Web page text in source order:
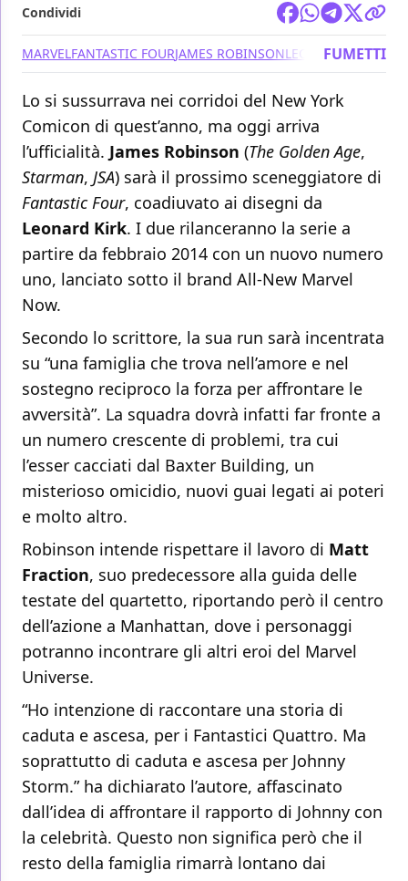
Condividi
MARVELFANTASTIC FOURJAMES ROBINSONLEONARD KIRK
FUMETTI
Lo si sussurrava nei corridoi del New York
Comicon di quest’anno, ma oggi arriva
l’ufficialità. James Robinson (The Golden Age,
Starman, JSA) sarà il prossimo sceneggiatore di
Fantastic Four, coadiuvato ai disegni da
Leonard Kirk. I due rilanceranno la serie a
partire da febbraio 2014 con un nuovo numero
uno, lanciato sotto il brand All-New Marvel
Now.
Secondo lo scrittore, la sua run sarà incentrata
su “una famiglia che trova nell’amore e nel
sostegno reciproco la forza per affrontare le
avversità”. La squadra dovrà infatti far fronte a
un numero crescente di problemi, tra cui
l’esser cacciati dal Baxter Building, un
misterioso omicidio, nuovi guai legati ai poteri
e molto altro.
Robinson intende rispettare il lavoro di Matt
Fraction, suo predecessore alla guida delle
testate del quartetto, riportando però il centro
dell’azione a Manhattan, dove i personaggi
potranno incontrare gli altri eroi del Marvel
Universe.
“Ho intenzione di raccontare una storia di
caduta e ascesa, per i Fantastici Quattro. Ma
soprattutto di caduta e ascesa per Johnny
Storm.” ha dichiarato l’autore, affascinato
dall’idea di affrontare il rapporto di Johnny con
la celebrità. Questo non significa però che il
resto della famiglia rimarrà lontano dai